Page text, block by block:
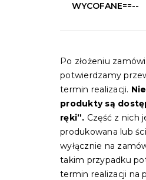
WYCOFANE==--
Po złożeniu
potwierdzamy
termin realizacji.
produkty są
ręki”. Część z nich
produkowana lub
wyłącznie na
takim przypadku
termin realizacji na